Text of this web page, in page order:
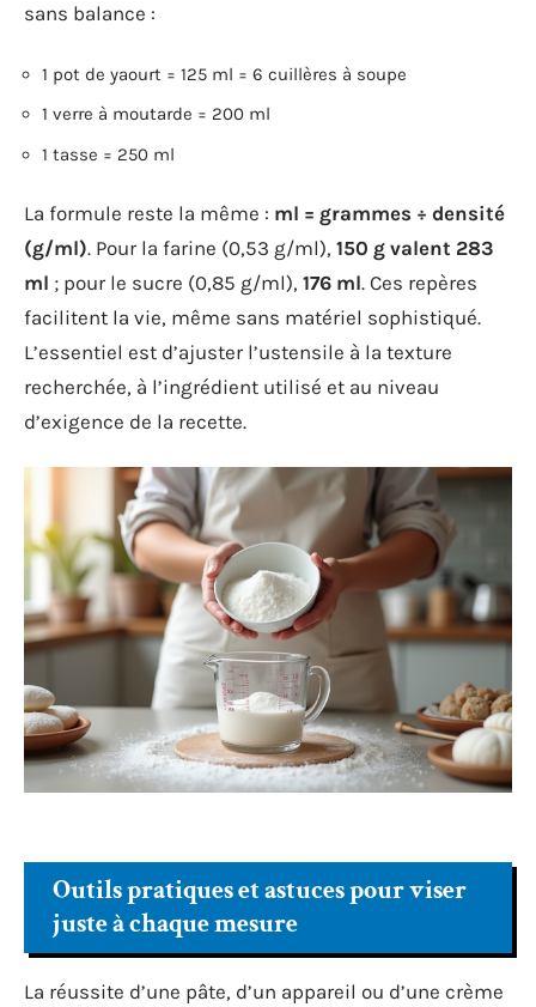
sans balance :
1 pot de yaourt = 125 ml = 6 cuillères à soupe
1 verre à moutarde = 200 ml
1 tasse = 250 ml
La formule reste la même : ml = grammes ÷ densité
(g/ml). Pour la farine (0,53 g/ml), 150 g valent 283
ml ; pour le sucre (0,85 g/ml), 176 ml. Ces repères
facilitent la vie, même sans matériel sophistiqué.
L’essentiel est d’ajuster l’ustensile à la texture
recherchée, à l’ingrédient utilisé et au niveau
d’exigence de la recette.
Outils pratiques et astuces pour viser
juste à chaque mesure
La réussite d’une pâte, d’un appareil ou d’une crème